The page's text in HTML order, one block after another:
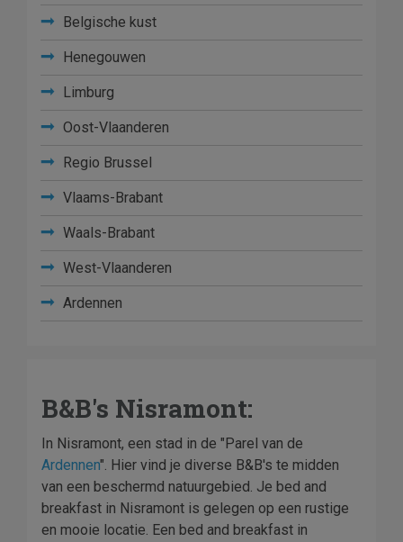
Belgische kust
Henegouwen
Limburg
Oost-Vlaanderen
Regio Brussel
Vlaams-Brabant
Waals-Brabant
West-Vlaanderen
Ardennen
B&B's Nisramont:
In Nisramont, een stad in de "Parel van de
Ardennen". Hier vind je diverse B&B's te midden
van een beschermd natuurgebied. Je bed and
breakfast in Nisramont is gelegen op een rustige
en mooie locatie. Een bed and breakfast in